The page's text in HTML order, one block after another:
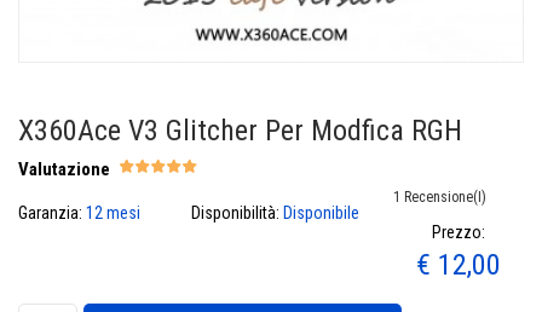
X360Ace V3 Glitcher Per Modfica RGH
Valutazione
1 Recensione(i)
Garanzia: 12 mesi Disponibilità: Disponibile
Prezzo:
€ 12,00